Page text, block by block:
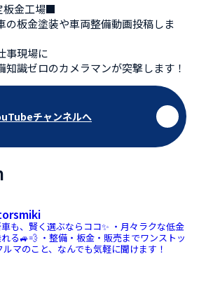
金工場■
の板金塗装や車両整備動画投稿しま
事現場に
知識ゼロのカメラマンが突撃します！
チャンネルへ
も、賢く選ぶならココ✨ ・月々ラクな低金
る🚙💨 ・整備・板金・販売までワンストッ
ルマのこと、なんでも気軽に聞けます！